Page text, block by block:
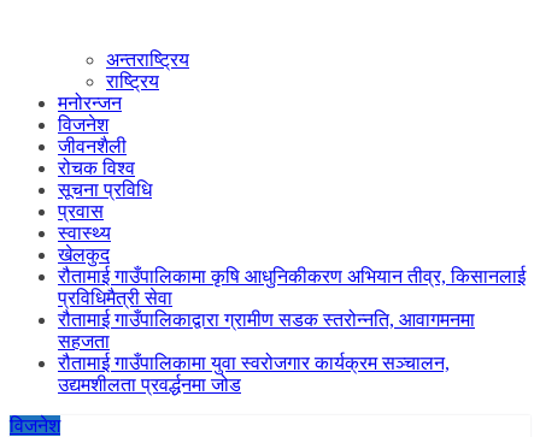
अन्तराष्ट्रिय
राष्ट्रिय
मनोरन्जन
विजनेश
जीवनशैली
रोचक विश्व
सूचना प्रविधि
प्रवास
स्वास्थ्य
खेलकुद
रौतामाई गाउँपालिकामा कृषि आधुनिकीकरण अभियान तीव्र, किसानलाई
प्रविधिमैत्री सेवा
रौतामाई गाउँपालिकाद्वारा ग्रामीण सडक स्तरोन्नति, आवागमनमा
सहजता
रौतामाई गाउँपालिकामा युवा स्वरोजगार कार्यक्रम सञ्चालन,
उद्यमशीलता प्रवर्द्धनमा जोड
विजनेश